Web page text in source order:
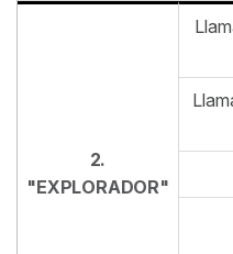
2.
"EXPLORADOR"